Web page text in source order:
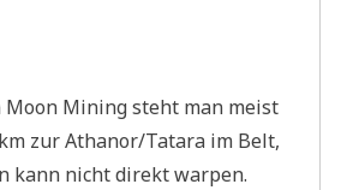
Moon Mining steht man meist
zur Athanor/Tatara im Belt,
kann nicht direkt warpen.